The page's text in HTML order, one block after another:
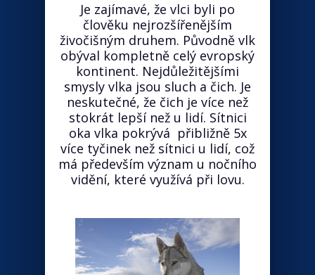
Je zajímavé, že vlci byli po
člověku nejrozšířenějším
živočišným druhem. Původně vlk
obýval kompletně celý evropský
kontinent. Nejdůležitějšími
smysly vlka jsou sluch a čich. Je
neskutečné, že čich je více než
stokrát lepší než u lidí. Sítnici
oka vlka pokrývá přibližně 5x
více tyčinek než sítnici u lidí, což
má především význam u nočního
vidění, které využívá při lovu.